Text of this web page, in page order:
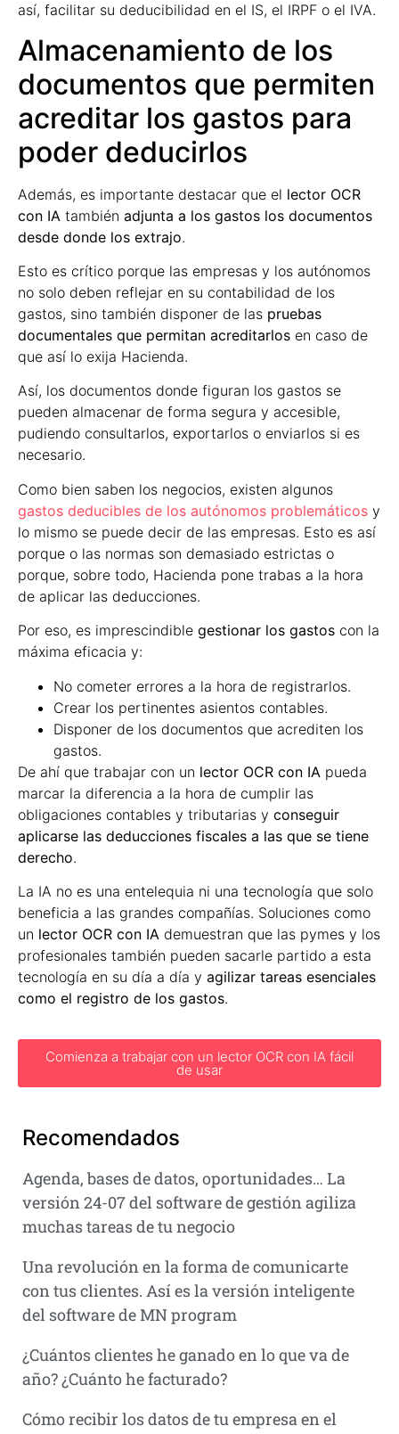
así, facilitar su deducibilidad en el IS, el IRPF o el IVA.
Almacenamiento de los
documentos que permiten
acreditar los gastos para
poder deducirlos
Además, es importante destacar que el lector OCR
con IA también adjunta a los gastos los documentos
desde donde los extrajo.
Esto es crítico porque las empresas y los autónomos
no solo deben reflejar en su contabilidad de los
gastos, sino también disponer de las pruebas
documentales que permitan acreditarlos en caso de
que así lo exija Hacienda.
Así, los documentos donde figuran los gastos se
pueden almacenar de forma segura y accesible,
pudiendo consultarlos, exportarlos o enviarlos si es
necesario.
Como bien saben los negocios, existen algunos
gastos deducibles de los autónomos problemáticos y
lo mismo se puede decir de las empresas. Esto es así
porque o las normas son demasiado estrictas o
porque, sobre todo, Hacienda pone trabas a la hora
de aplicar las deducciones.
Por eso, es imprescindible gestionar los gastos con la
máxima eficacia y:
No cometer errores a la hora de registrarlos.
Crear los pertinentes asientos contables.
Disponer de los documentos que acrediten los
gastos.
De ahí que trabajar con un lector OCR con IA pueda
marcar la diferencia a la hora de cumplir las
obligaciones contables y tributarias y conseguir
aplicarse las deducciones fiscales a las que se tiene
derecho.
La IA no es una entelequia ni una tecnología que solo
beneficia a las grandes compañías. Soluciones como
un lector OCR con IA demuestran que las pymes y los
profesionales también pueden sacarle partido a esta
tecnología en su día a día y agilizar tareas esenciales
como el registro de los gastos.
Comienza a trabajar con un lector OCR con IA fácil
de usar
Recomendados
Agenda, bases de datos, oportunidades… La
versión 24-07 del software de gestión agiliza
muchas tareas de tu negocio
Una revolución en la forma de comunicarte
con tus clientes. Así es la versión inteligente
del software de MN program
¿Cuántos clientes he ganado en lo que va de
año? ¿Cuánto he facturado?
Cómo recibir los datos de tu empresa en el